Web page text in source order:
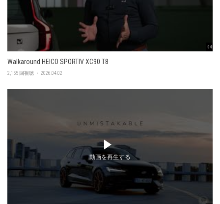
04:56
Walkaround HEICO SPORTIV XC90 T8
2,155 回視聴 ・ 2026.04.02
動画を再生する